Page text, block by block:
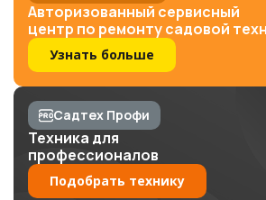
Авторизованный сервисный
центр по ремонту садовой
Узнать больше
Садтех Профи
Техника для
профессионалов
Подобрать технику